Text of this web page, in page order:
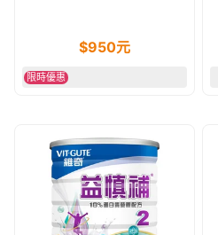
$950元
限時優惠